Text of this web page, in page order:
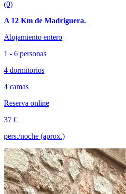
(0)
A 12 Km de Madriguera.
Alojamiento entero
1 - 6 personas
4 dormitorios
4 camas
Reserva online
37 €
pers./noche (aprox.)